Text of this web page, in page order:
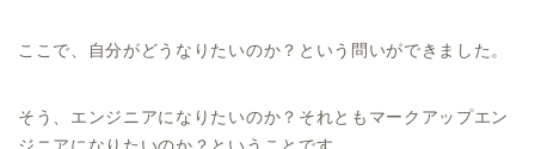
ここで、自分がどうなりたいのか？という問いができました。
そう、エンジニアになりたいのか？それともマークアップエン